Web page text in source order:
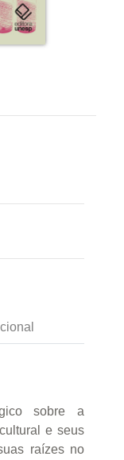
sobre a
e seus
raízes no